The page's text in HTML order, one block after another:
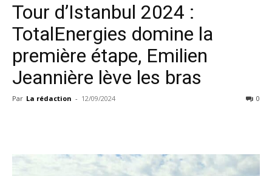
Tour d’Istanbul 2024 :
TotalEnergies domine la
première étape, Emilien
Jeannière lève les bras
Par La rédaction - 12/09/2024 0